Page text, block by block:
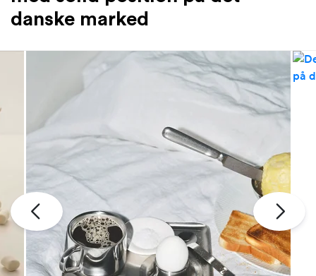
danske marked